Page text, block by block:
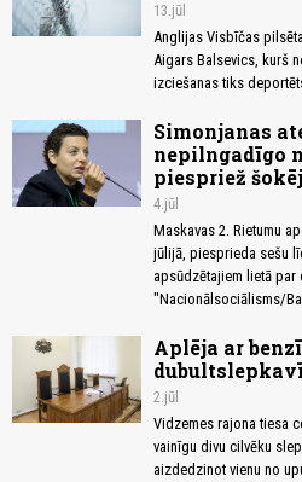
13.jūl
Anglijas Visbīčas
Aigars Balsevics, kurš
izciešanas tiks
Simonjanas
nepilngadīgo
piespriež
4.jūl
Maskavas 2. Rietumu
jūlijā, piesprieda sešu
apsūdzētajiem lietā
"Nacionālsociālisms/
Aplēja ar
2.jūl
Vidzemes rajona tiesa
vainīgu divu cilvēku
aizdedzinot vienu no